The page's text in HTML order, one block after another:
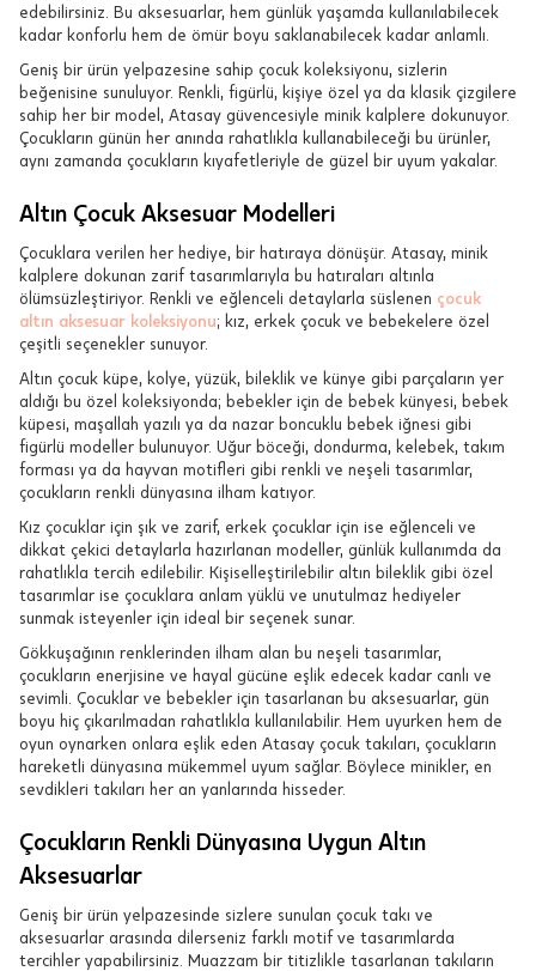
edebilirsiniz. Bu aksesuarlar, hem günlük yaşamda kullanılabilecek
kadar konforlu hem de ömür boyu saklanabilecek kadar anlamlı.
Geniş bir ürün yelpazesine sahip çocuk koleksiyonu, sizlerin
beğenisine sunuluyor. Renkli, figürlü, kişiye özel ya da klasik çizgilere
sahip her bir model, Atasay güvencesiyle minik kalplere dokunuyor.
Çocukların günün her anında rahatlıkla kullanabileceği bu ürünler,
aynı zamanda çocukların kıyafetleriyle de güzel bir uyum yakalar.
Altın Çocuk Aksesuar Modelleri
Çocuklara verilen her hediye, bir hatıraya dönüşür. Atasay, minik
kalplere dokunan zarif tasarımlarıyla bu hatıraları altınla
ölümsüzleştiriyor. Renkli ve eğlenceli detaylarla süslenen çocuk
altın aksesuar koleksiyonu; kız, erkek çocuk ve bebekelere özel
çeşitli seçenekler sunuyor.
Altın çocuk küpe, kolye, yüzük, bileklik ve künye gibi parçaların yer
aldığı bu özel koleksiyonda; bebekler için de bebek künyesi, bebek
küpesi, maşallah yazılı ya da nazar boncuklu bebek iğnesi gibi
figürlü modeller bulunuyor. Uğur böceği, dondurma, kelebek, takım
forması ya da hayvan motifleri gibi renkli ve neşeli tasarımlar,
çocukların renkli dünyasına ilham katıyor.
Kız çocuklar için şık ve zarif, erkek çocuklar için ise eğlenceli ve
dikkat çekici detaylarla hazırlanan modeller, günlük kullanımda da
rahatlıkla tercih edilebilir. Kişiselleştirilebilir altın bileklik gibi özel
tasarımlar ise çocuklara anlam yüklü ve unutulmaz hediyeler
sunmak isteyenler için ideal bir seçenek sunar.
Gökkuşağının renklerinden ilham alan bu neşeli tasarımlar,
çocukların enerjisine ve hayal gücüne eşlik edecek kadar canlı ve
sevimli. Çocuklar ve bebekler için tasarlanan bu aksesuarlar, gün
boyu hiç çıkarılmadan rahatlıkla kullanılabilir. Hem uyurken hem de
oyun oynarken onlara eşlik eden Atasay çocuk takıları, çocukların
hareketli dünyasına mükemmel uyum sağlar. Böylece minikler, en
sevdikleri takıları her an yanlarında hisseder.
Çocukların Renkli Dünyasına Uygun Altın
Aksesuarlar
Geniş bir ürün yelpazesinde sizlere sunulan çocuk takı ve
aksesuarlar arasında dilerseniz farklı motif ve tasarımlarda
tercihler yapabilirsiniz. Muazzam bir titizlikle tasarlanan takıların